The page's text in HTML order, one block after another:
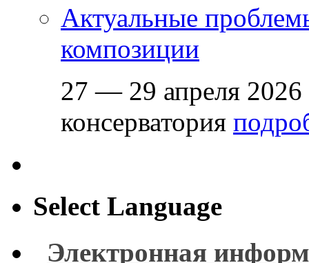
Актуальные
композиции
27 — 29 апреля 2026
консерватория
Select Language
Электронная